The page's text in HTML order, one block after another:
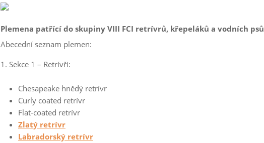
Plemena patřící do skupiny VIII FCI retrívrů, křepeláků a vodních psů
Abecední seznam plemen:
1. Sekce 1 – Retrívři:
Chesapeake hnědý retrívr
Curly coated retrívr
Flat-coated retrívr
Zlatý retrívr
Labradorský retrívr